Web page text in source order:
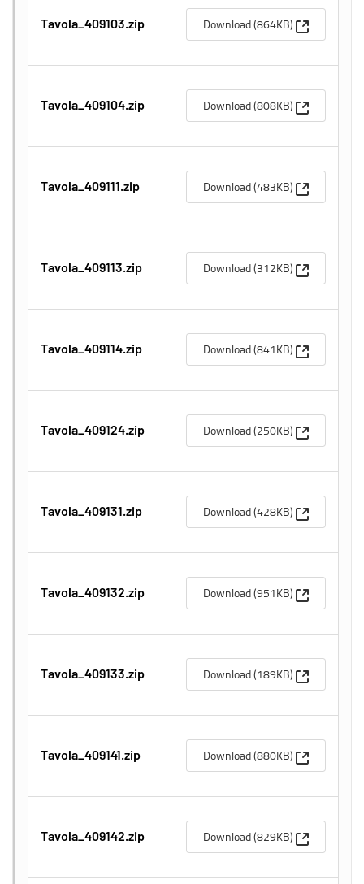
Tavola_409103.zip Download (864KB) (Apre una
Tavola_409104.zip Download (808KB) (Apre una
Tavola_409111.zip Download (483KB) (Apre una
Tavola_409113.zip Download (312KB) (Apre una
Tavola_409114.zip Download (841KB) (Apre una
Tavola_409124.zip Download (250KB) (Apre una
Tavola_409131.zip Download (428KB) (Apre una
Tavola_409132.zip Download (951KB) (Apre una
Tavola_409133.zip Download (189KB) (Apre una
Tavola_409141.zip Download (880KB) (Apre una
Tavola_409142.zip Download (829KB) (Apre una